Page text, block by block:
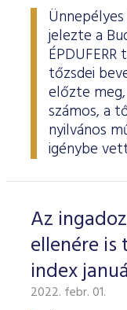
jelezte a
tőzsdei
előzte meg,
számos, a
nyilvános
igénybe
Az
ellenére
index
2022. febr. 01.